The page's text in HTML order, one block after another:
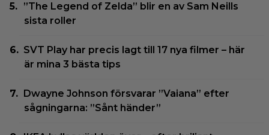
”The Legend of Zelda” blir en av Sam Neills
sista roller
SVT Play har precis lagt till 17 nya filmer – här
är mina 3 bästa tips
Dwayne Johnson försvarar ”Vaiana” efter
sågningarna: ”Sånt händer”